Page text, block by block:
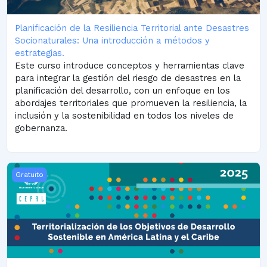
Planificación de la Resiliencia Territorial ante Desastres
Socionaturales: Una introducción a métodos y
estrategias.
Este curso introduce conceptos y herramientas clave
para integrar la gestión del riesgo de desastres en la
planificación del desarrollo, con un enfoque en los
abordajes territoriales que promueven la resiliencia, la
inclusión y la sostenibilidad en todos los niveles de
gobernanza.
Territorialization of the Sustainable Development Goals
Gratuito